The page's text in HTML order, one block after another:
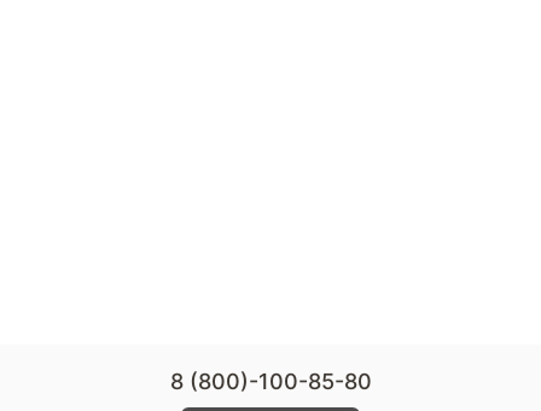
8 (800)-100-85-80